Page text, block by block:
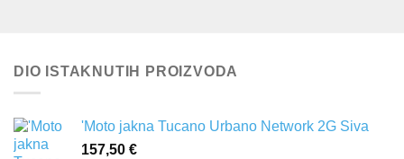
DIO ISTAKNUTIH PROIZVODA
'Moto jakna Tucano Urbano Network 2G Siva
157,50 €